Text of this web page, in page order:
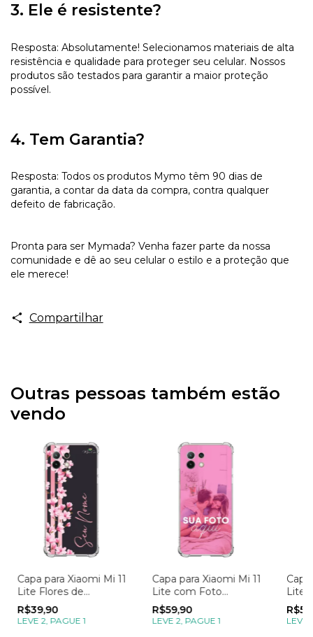
3. Ele é resistente?
Resposta: Absolutamente! Selecionamos materiais de alta
resistência e qualidade para proteger seu celular. Nossos
produtos são testados para garantir a maior proteção
possível.
4. Tem Garantia?
Resposta: Todos os produtos Mymo têm 90 dias de
garantia, a contar da data da compra, contra qualquer
defeito de fabricação.
Pronta para ser Mymada? Venha fazer parte da nossa
comunidade e dê ao seu celular o estilo e a proteção que
ele merece!
Compartilhar
Outras pessoas também estão
vendo
Capa para Xiaomi Mi 11
Lite Flores de
Cerejeira e Linhas
Rosas
R$39,90
LEVE 2, PAGUE 1
Capa para Xiaomi Mi 11
Lite com Foto
Momentos Sua Foto
R$59,90
LEVE 2, PAGUE 1
Lite
LEVE